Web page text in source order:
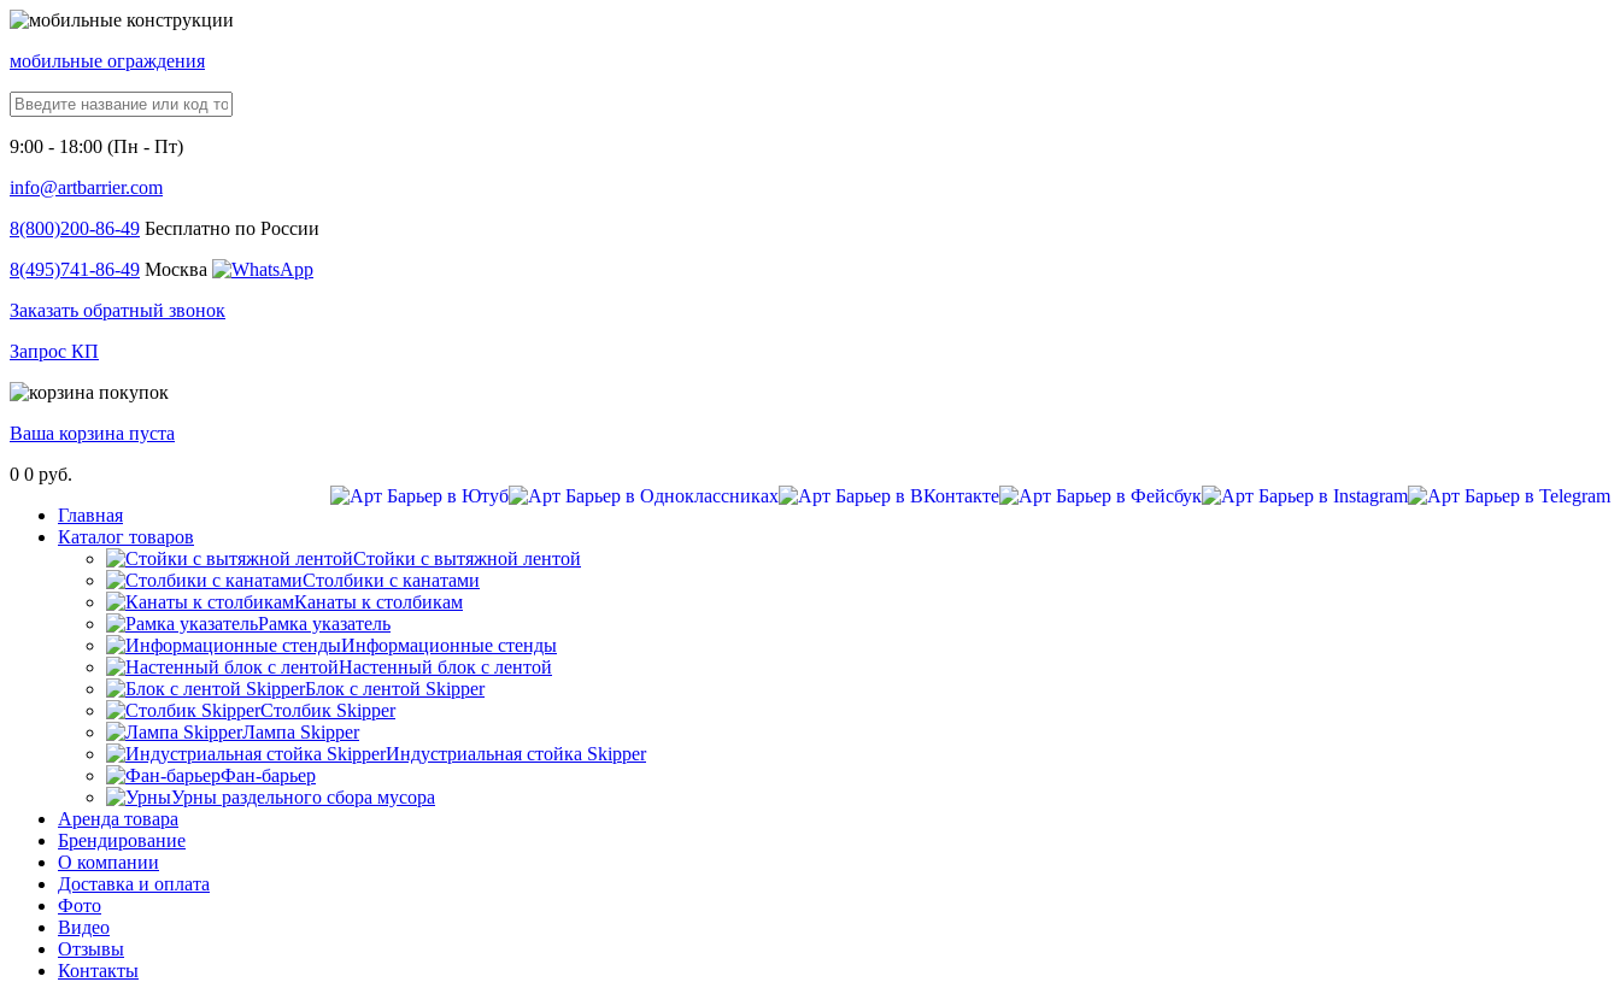
мобильные ограждения
9:00 - 18:00 (Пн - Пт)
info@artbarrier.com
8(800)200-86-49 Бесплатно по России
8(495)741-86-49 Москва
Заказать обратный звонок
Запрос КП
Ваша корзина пуста
0 0 руб.
Главная
Каталог товаров
Стойки с вытяжной лентой
Столбики с канатами
Канаты к столбикам
Рамка указатель
Информационные стенды
Настенный блок с лентой
Блок с лентой Skipper
Столбик Skipper
Лампа Skipper
Индустриальная стойка Skipper
Фан-барьер
Урны раздельного сбора мусора
Аренда товара
Брендирование
О компании
Доставка и оплата
Фото
Видео
Отзывы
Контакты